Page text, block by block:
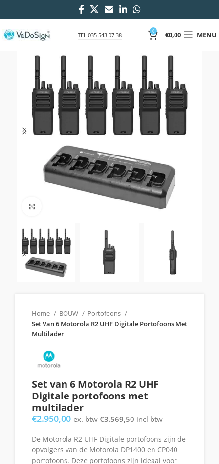
TEL 035 543 07 38
0 €0,00 MENU
Home BOUW
Portofoons
Set Van 6 Motorola R2 UHF Digitale Portofoons Met
Multilader
Set van 6 Motorola R2 UHF
Digitale portofoons met
multilader
€2.950,00 ex. btw €3.569,50 incl btw
De Motorola R2 UHF Digitale portofoons zijn de
opvolgers van de Motorola DP1400 en CP040
portofoons. Deze portofoons zijn ideaal voor